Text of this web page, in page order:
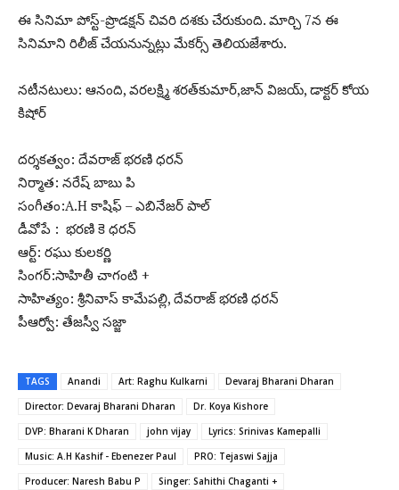
ఈ సినిమా పోస్ట్-ప్రొడక్షన్ చివరి దశకు చేరుకుంది. మార్చి 7న ఈ
సినిమాని రిలీజ్ చేయనున్నట్లు మేకర్స్ తెలియజేశారు.
నటీనటులు: ఆనంది, వరలక్ష్మి శరత్‌కుమార్,జాన్ విజయ్, డాక్టర్ కోయ
కిషోర్
దర్శకత్వం: దేవరాజ్ భరణి ధరన్
నిర్మాత: నరేష్ బాబు పి
సంగీతం:A.H కాషిఫ్ – ఎబినేజర్ పాల్
డీవోపే : భరణి కె ధరన్
ఆర్ట్: రఘు కులకర్ణి
సింగర్:సాహితీ చాగంటి +
సాహిత్యం: శ్రీనివాస్ కామేపల్లి, దేవరాజ్ భరణి ధరన్
పీఆర్వో: తేజస్వీ సజ్జా
TAGS Anandi Art: Raghu Kulkarni
Devaraj Bharani Dharan
Director: Devaraj Bharani Dharan
Dr. Koya Kishore
DVP: Bharani K Dharan
john vijay
Lyrics: Srinivas Kamepalli
Music: A.H Kashif - Ebenezer Paul
PRO: Tejaswi Sajja
Producer: Naresh Babu P
Singer: Sahithi Chaganti +